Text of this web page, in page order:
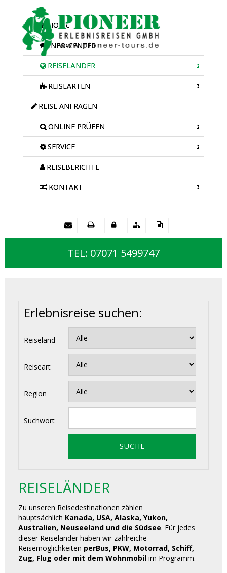
HOME
INFO-CENTER
REISELÄNDER
REISEARTEN
REISE ANFRAGEN
ONLINE PRÜFEN
SERVICE
REISEBERICHTE
KONTAKT
TEL: 07071 5499747
Erlebnisreise suchen:
Reiseland
Reiseart
Region
Suchwort
REISELÄNDER
Zu unseren Reisedestinationen zählen
hauptsächlich Kanada, USA, Alaska, Yukon,
Australien, Neuseeland und die Südsee. Für jedes
dieser Reiseländer haben wir zahlreiche
Reisemöglichkeiten perBus, PKW, Motorrad, Schiff,
Zug, Flug oder mit dem Wohnmobil im Programm.